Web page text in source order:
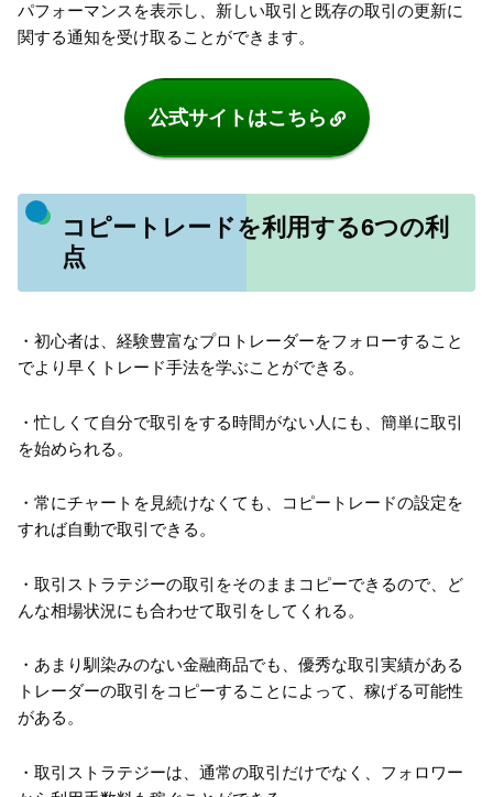
パフォーマンスを表示し、新しい取引と既存の取引の更新に
関する通知を受け取ることができます。
公式サイトはこちら
コピートレードを利用する6つの利
点
・初心者は、経験豊富なプロトレーダーをフォローすること
でより早くトレード手法を学ぶことができる。
・忙しくて自分で取引をする時間がない人にも、簡単に取引
を始められる。
・常にチャートを見続けなくても、コピートレードの設定を
すれば自動で取引できる。
・取引ストラテジーの取引をそのままコピーできるので、ど
んな相場状況にも合わせて取引をしてくれる。
・あまり馴染みのない金融商品でも、優秀な取引実績がある
トレーダーの取引をコピーすることによって、稼げる可能性
がある。
・取引ストラテジーは、通常の取引だけでなく、フォロワー